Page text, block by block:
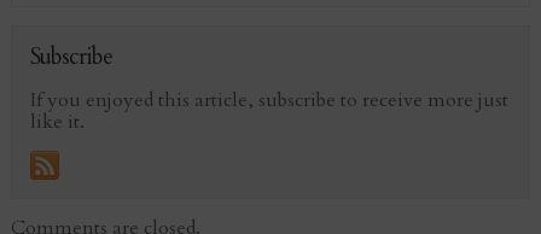
Subscribe
If you enjoyed this article, subscribe to receive more just
like it.
Comments are closed.